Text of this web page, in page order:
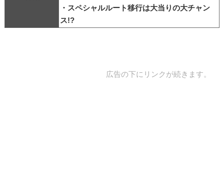
・スペシャルルート移行は大当りの大チャン
ス!?
広告の下にリンクが続きます。